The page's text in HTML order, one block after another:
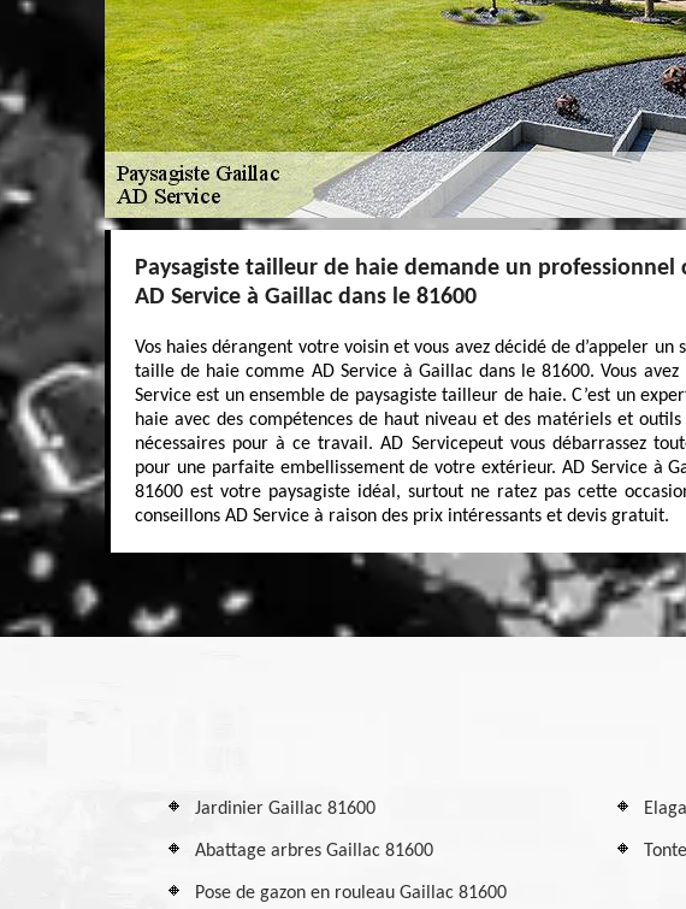
Paysagiste tailleur de haie demande un professionnel
AD Service à Gaillac dans le 81600
Vos haies dérangent votre voisin et vous avez décidé de d’appeler un
taille de haie comme AD Service à Gaillac dans le 81600. Vous
Service est un ensemble de paysagiste tailleur de haie. C’est un
haie avec des compétences de haut niveau et des matériels et
nécessaires pour à ce travail. AD Servicepeut vous débarrassez
pour une parfaite embellissement de votre extérieur. AD Service à
81600 est votre paysagiste idéal, surtout ne ratez pas cette
conseillons AD Service à raison des prix intéressants et devis gratuit.
Jardinier Gaillac 81600
Abattage arbres Gaillac 81600
Pose de gazon en rouleau Gaillac 81600